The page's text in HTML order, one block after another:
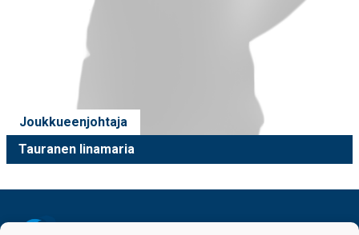
Joukkueenjohtaja
Tauranen Iinamaria